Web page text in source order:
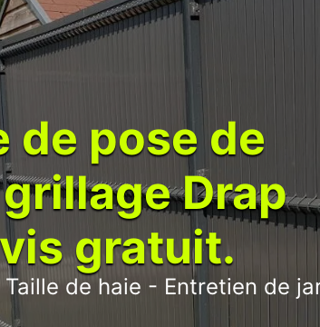
de pose de
Drap
gratuit.
de haie - Entretien de